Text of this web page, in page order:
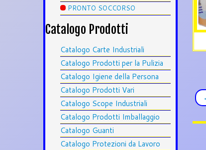
PRONTO SOCCORSO
Catalogo Prodotti
Catalogo Carte Industriali
Catalogo Prodotti per la Pulizia
Catalogo Igiene della Persona
Catalogo Prodotti Vari
Catalogo Scope Industriali
Catalogo Prodotti Imballaggio
Catalogo Guanti
Catalogo Protezioni da Lavoro